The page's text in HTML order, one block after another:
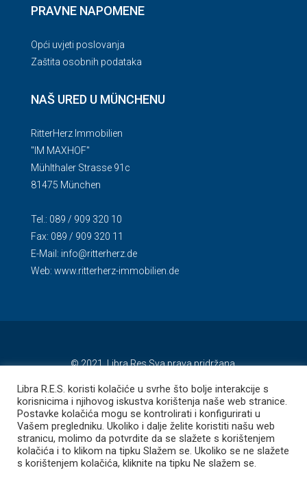
PRAVNE NAPOMENE
Opći uvjeti poslovanja
Zaštita osobnih podataka
NAŠ URED U MÜNCHENU
RitterHerz Immobilien
"IM MAXHOF"
Mühlthaler Strasse 91c
81475 München
Tel.: 089 / 909 320 10
Fax: 089 / 909 320 11
E-Mail: info@ritterherz.de
Web: www.ritterherz-immobilien.de
© 2021. Libra Res Sva prava pridržana.
Libra R.E.S. koristi kolačiće u svrhe što bolje interakcije s
korisnicima i njihovog iskustva korištenja naše web stranice.
Postavke kolačića mogu se kontrolirati i konfigurirati u
Vašem pregledniku. Ukoliko i dalje želite koristiti našu web
stranicu, molimo da potvrdite da se slažete s korištenjem
kolačića i to klikom na tipku Slažem se. Ukoliko se ne slažete
s korištenjem kolačića, kliknite na tipku Ne slažem se.